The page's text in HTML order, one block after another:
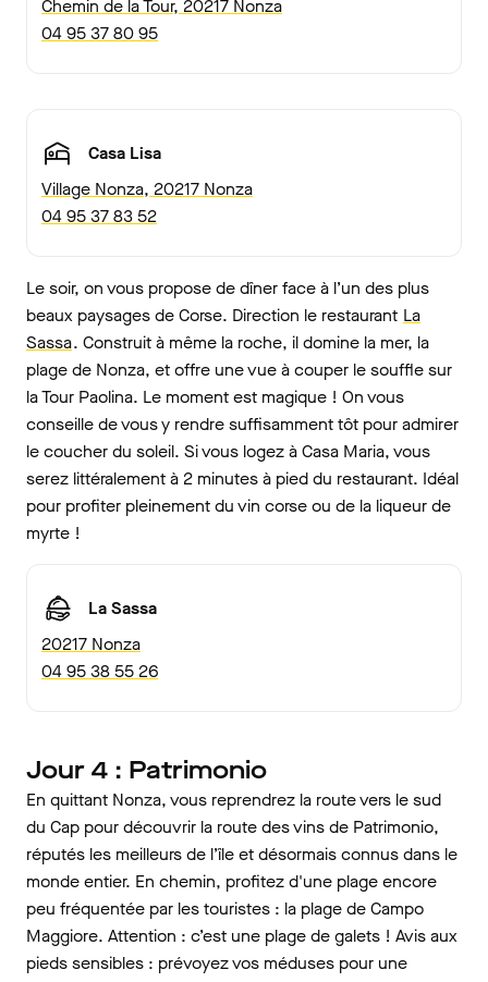
Chemin de la Tour, 20217 Nonza
04 95 37 80 95
Casa Lisa
Village Nonza, 20217 Nonza
04 95 37 83 52
Le soir, on vous propose de dîner face à l’un des plus
beaux paysages de Corse. Direction le restaurant La
Sassa. Construit à même la roche, il domine la mer, la
plage de Nonza, et offre une vue à couper le souffle sur
la Tour Paolina. Le moment est magique ! On vous
conseille de vous y rendre suffisamment tôt pour admirer
le coucher du soleil. Si vous logez à Casa Maria, vous
serez littéralement à 2 minutes à pied du restaurant. Idéal
pour profiter pleinement du vin corse ou de la liqueur de
myrte !
La Sassa
20217 Nonza
04 95 38 55 26
Jour 4 : Patrimonio
En quittant Nonza, vous reprendrez la route vers le sud
du Cap pour découvrir la route des vins de Patrimonio,
réputés les meilleurs de l’île et désormais connus dans le
monde entier. En chemin, profitez d'une plage encore
peu fréquentée par les touristes : la plage de Campo
Maggiore. Attention : c’est une plage de galets ! Avis aux
pieds sensibles : prévoyez vos méduses pour une